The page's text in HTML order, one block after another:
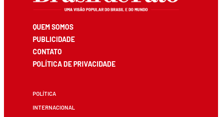
QUEM SOMOS
PUBLICIDADE
CONTATO
POLÍTICA DE PRIVACIDADE
POLÍTICA
INTERNACIONAL